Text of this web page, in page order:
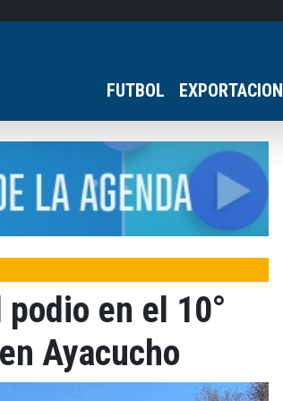
FUTBOL EXPORTACION
en el 10°
Ayacucho